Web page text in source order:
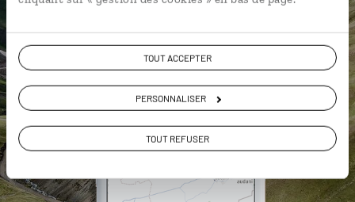
TOUT ACCEPTER
PERSONNALISER
TOUT REFUSER